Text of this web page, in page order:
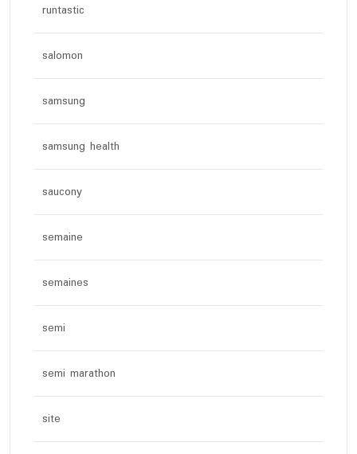
runtastic
salomon
samsung
samsung health
saucony
semaine
semaines
semi
semi marathon
site